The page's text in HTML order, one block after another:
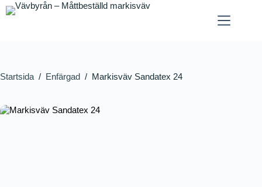
Startsida / Enfärgad / Markisväv Sandatex 24